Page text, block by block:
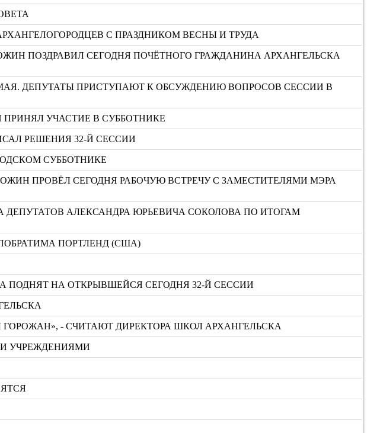
С ПРАЗДНИКОМ ВЕСНЫ И ТРУДА
ПОЗДРАВИЛ СЕГОДНЯ ПОЧЁТНОГО ГРАЖДАНИНА АРХАНГЕЛЬСКА
ДЕПУТАТЫ ПРИСТУПАЮТ К ОБСУЖДЕНИЮ ВОПРОСОВ СЕССИИ В
УЧАСТИЕ В СУББОТНИКЕ
РЕШЕНИЯ 32-Й СЕССИИ
СУББОТНИКЕ
ПРОВЁЛ СЕГОДНЯ РАБОЧУЮ ВСТРЕЧУ С ЗАМЕСТИТЕЛЯМИ МЭРА
ДЕПУТАТОВ АЛЕКСАНДРА ЮРЬЕВИЧА СОКОЛОВА ПО ИТОГАМ
ПОРТЛЕНД (США)
ПОДНЯТ НА ОТКРЫВШЕЙСЯ СЕГОДНЯ 32-Й СЕССИИ
- СЧИТАЮТ ДИРЕКТОРА ШКОЛ АРХАНГЕЛЬСКА
УЧРЕЖДЕНИЯМИ